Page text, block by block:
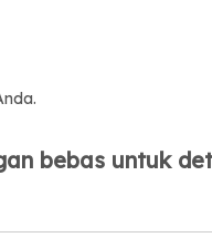
bebas untuk